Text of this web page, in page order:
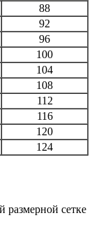
88
92
96
100
104
108
112
116
120
124
размерной сетке